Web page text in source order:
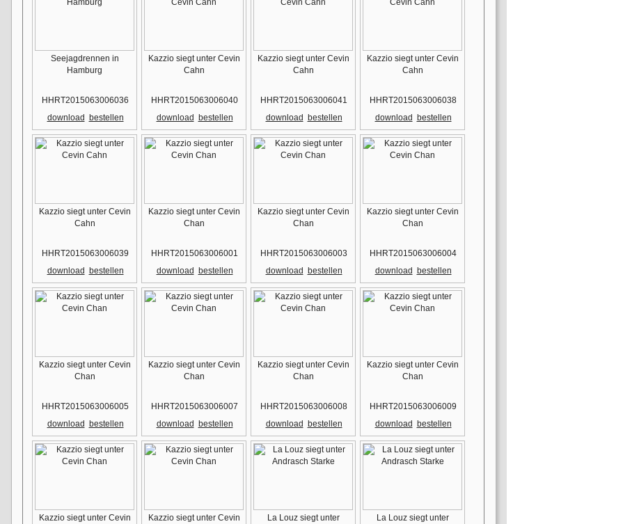
Seejagdrennen in
Hamburg
HHRT2015063006036
download
bestellen
Kazzio siegt unter Cevin
Cahn
HHRT2015063006040
download
bestellen
Kazzio siegt unter Cevin
Cahn
HHRT2015063006041
download
bestellen
Kazzio siegt unter Cevin
Cahn
HHRT2015063006038
download
bestellen
Kazzio siegt unter Cevin
Cahn
HHRT2015063006039
download
bestellen
Kazzio siegt unter Cevin
Chan
HHRT2015063006001
download
bestellen
Kazzio siegt unter Cevin
Chan
HHRT2015063006003
download
bestellen
Kazzio siegt unter Cevin
Chan
HHRT2015063006004
download
bestellen
Kazzio siegt unter Cevin
Chan
HHRT2015063006005
download
bestellen
Kazzio siegt unter Cevin
Chan
HHRT2015063006007
download
bestellen
Kazzio siegt unter Cevin
Chan
HHRT2015063006008
download
bestellen
Kazzio siegt unter Cevin
Chan
HHRT2015063006009
download
bestellen
Kazzio siegt unter Cevin
Kazzio siegt unter Cevin
La Louz siegt unter
La Louz siegt unter